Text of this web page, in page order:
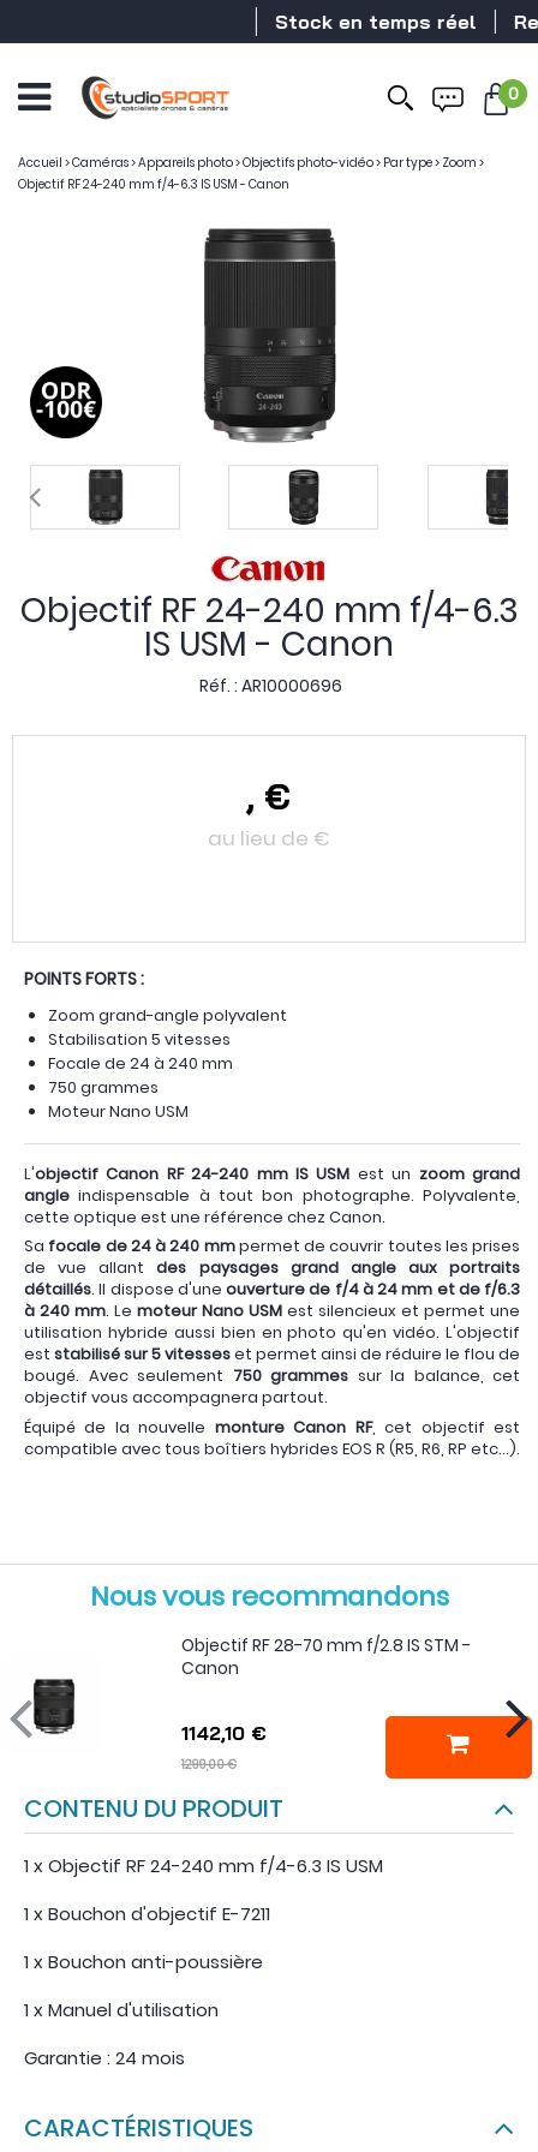
Stock en temps réel
0
Accueil >Caméras>Appareils photo>Objectifs photo-vidéo> Par type> Zoom >
Objectif RF 24-240 mm f/4-6.3 IS USM - Canon
Objectif RF 24-240 mm f/4-6.3
IS USM - Canon
Réf. : AR10000696
, €
au lieu de €
POINTS FORTS :
Zoom grand-angle polyvalent
Stabilisation 5 vitesses
Focale de 24 à 240 mm
750 grammes
Moteur Nano USM
L'objectif Canon RF 24-240 mm IS USM est un zoom grand
angle indispensable à tout bon photographe. Polyvalente,
cette optique est une référence chez Canon.
Sa focale de 24 à 240 mmpermet de couvrir toutes les prises
de vue allantdes paysages grand angle aux portraits
détaillés. Il dispose d'une ouverture de f/4 à 24 mm et de f/6.3
à 240 mm. Le moteur Nano USM est silencieux et permet une
utilisation hybride aussi bien en photo qu'en vidéo. L'objectif
est stabilisé sur 5 vitesseset permet ainsi de réduire le flou de
bougé. Avec seulement 750 grammes sur la balance, cet
objectif vous accompagnera partout.
Équipé de la nouvelle monture Canon RF, cet objectif est
compatible avec tous boîtiers hybrides EOS R (R5, R6, RP etc...).
Nous vous recommandons
Objectif RF 28-70 mm f/2.8 IS STM -
Canon
1142,10 €
1299,00 €
CONTENU DU PRODUIT
1 x Objectif RF 24-240 mm f/4-6.3 IS USM
1 x Bouchon d'objectif E-7211
1 x Bouchon anti-poussière
1 x Manuel d'utilisation
Garantie : 24 mois
CARACTÉRISTIQUES